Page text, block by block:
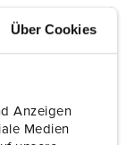
Über Cookies
Anzeigen
Medien